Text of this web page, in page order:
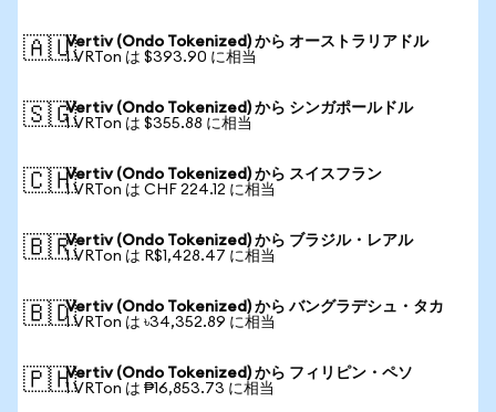
🇦🇺Vertiv (Ondo Tokenized) から オーストラリアドル
1 VRTon は $393.90 に相当
🇸🇬Vertiv (Ondo Tokenized) から シンガポールドル
1 VRTon は $355.88 に相当
🇨🇭Vertiv (Ondo Tokenized) から スイスフラン
1 VRTon は CHF 224.12 に相当
🇧🇷Vertiv (Ondo Tokenized) から ブラジル・レアル
1 VRTon は R$1,428.47 に相当
🇧🇩Vertiv (Ondo Tokenized) から バングラデシュ・タカ
1 VRTon は ৳34,352.89 に相当
🇵🇭Vertiv (Ondo Tokenized) から フィリピン・ペソ
1 VRTon は ₱16,853.73 に相当